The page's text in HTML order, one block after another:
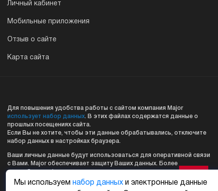
Личный кабинет
Мобильные приложения
Отзыв о сайте
Карта сайта
Для повышения удобства работы с сайтом компания Major
использует набор данных. В этих файлах содержатся данные о
прошлых посещениях сайта.
Если Вы не хотите, чтобы эти данные обрабатывались, отключите
набор данных в настройках браузера.
Ваши личные данные будут использоваться для оперативной связи
с Вами. Major обеспечивает защиту Ваших данных. Более
подробную информацию смотрите в разделе
«Политика безопасности»
Мы используем набор данных и электронные данные